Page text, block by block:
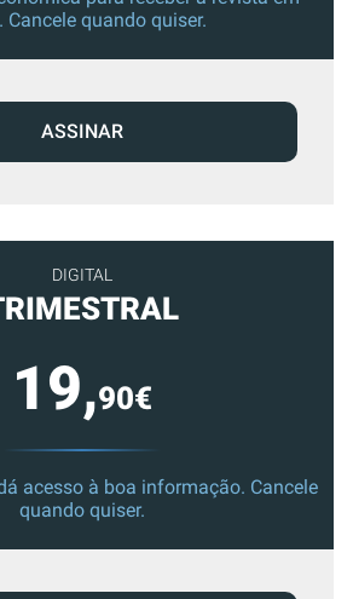
Cancele quando quiser.
ASSINAR
DIGITAL
19,90€
acesso à boa informação. Cancele
quando quiser.